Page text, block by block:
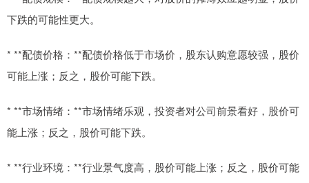
下跌的可能性更大。
* **配债价格：**配债价格低于市场价，股东认购意愿较强，股价
可能上涨；反之，股价可能下跌。
* **市场情绪：**市场情绪乐观，投资者对公司前景看好，股价可
能上涨；反之，股价可能下跌。
* **行业环境：**行业景气度高，股价可能上涨；反之，股价可能